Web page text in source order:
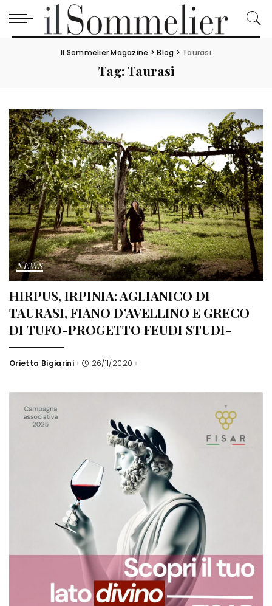
Il Sommelier Magazine >Blog > Taurasi
Tag:Taurasi
NEWS
HIRPUS, IRPINIA: AGLIANICO DI
TAURASI, FIANO D’AVELLINO E GRECO
DI TUFO-PROGETTO FEUDI STUDI-
Posted
Orietta Bigiarini 26/11/2020